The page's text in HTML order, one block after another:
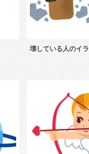
壊している人のイラ